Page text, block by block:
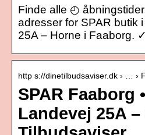
Finde alle ◴
adresser for SPAR butik
25A – Horne i Faaborg.
http s://dinetilbudsaviser.dk › … ›
SPAR Faaborg
Landevej 25A –